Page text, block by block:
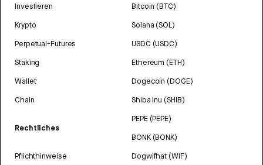
Investieren
Krypto
Perpetual-Futures
Staking
Wallet
Chain
Rechtliches
Pflichthinweise
Bitcoin (BTC)
Solana (SOL)
USDC (USDC)
Ethereum (ETH)
Dogecoin (DOGE)
Shiba Inu (SHIB)
PEPE (PEPE)
BONK (BONK)
Dogwifhat (WIF)